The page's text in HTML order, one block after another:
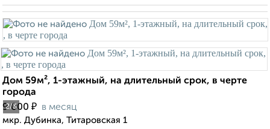
2/3
Дом 59м², 1-этажный, на длительный срок, в черте
города
9 000 ₽ в месяц
мкр. Дубинка, Титаровская 1